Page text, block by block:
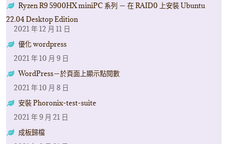
Ryzen R9 5900HX miniPC 系列 － 在 RAID0 上安裝 Ubuntu
22.04 Desktop Edition
2021 年 12 月 11 日
優化 wordpress
2021 年 10 月 9 日
WordPress－於頁面上顯示點閱數
2021 年 10 月 8 日
安裝 Phoronix-test-suite
2021 年 9 月 21 日
成板歸檔